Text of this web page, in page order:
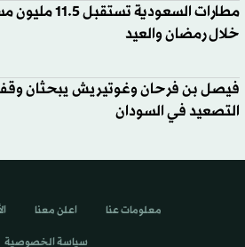
مطارات السعودية تستقبل
خلال رمضان والعيد
فيصل بن فرحان وغوتيريش يبحثان
التصعيد في السودان
معلومات عنا اعلن معنا
سياسة الخصوصية